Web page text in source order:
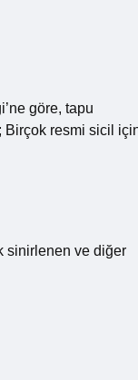
göre, tapu
Birçok resmi sicil
sinirlenen ve diğer